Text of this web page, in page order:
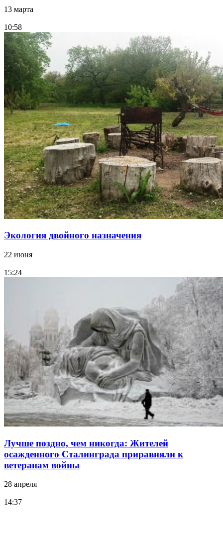
13 марта
10:58
Экология двойного назначения
22 июня
15:24
Лучше поздно, чем никогда: Жителей
осажденного Сталинграда приравняли к
ветеранам войны
28 апреля
14:37